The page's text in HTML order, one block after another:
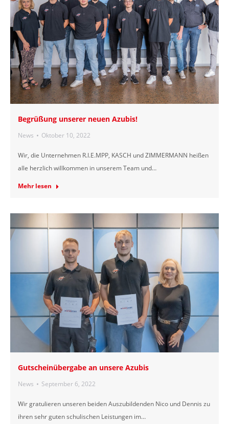
Begrüßung unserer neuen Azubis!
News Oktober 10, 2022
Wir, die Unternehmen R.I.E.MPP, KASCH und ZIMMERMANN heißen
alle herzlich willkommen in unserem Team und…
Mehr lesen
Gutscheinübergabe an unsere Azubis
News September 6, 2022
Wir gratulieren unseren beiden Auszubildenden Nico und Dennis zu
ihren sehr guten schulischen Leistungen im…